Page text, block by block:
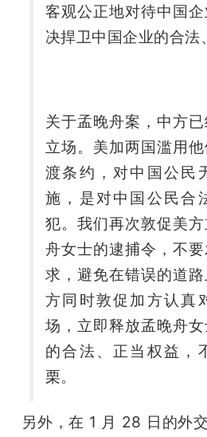
客观公正地对待中国
决捍卫中国企业的合法
关于孟晚舟案，中方
立场。美加两国滥用
渡条约，对中国公民
施，是对中国公民合
犯。我们再次敦促美
舟女士的逮捕令，不
求，避免在错误的道
方同时敦促加方认真
场，立即释放孟晚舟
的合法、正当权益，
栗。
另外，在 1 月 28 日的外